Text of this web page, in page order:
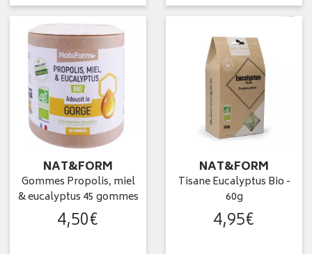
NAT&FORM
Gommes Propolis, miel
& eucalyptus 45 gommes
4,50€
NAT&FORM
Tisane Eucalyptus Bio -
60g
4,95€